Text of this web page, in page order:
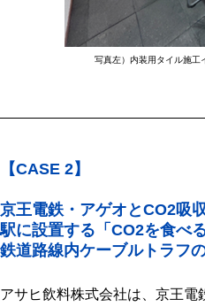
写真左）内装用タイル施
【CASE 2】
京王電鉄・アゲオとCO2吸
駅に設置する「CO2を食べ
鉄道路線内ケーブルトラフ
アサヒ飲料株式会社は、京王